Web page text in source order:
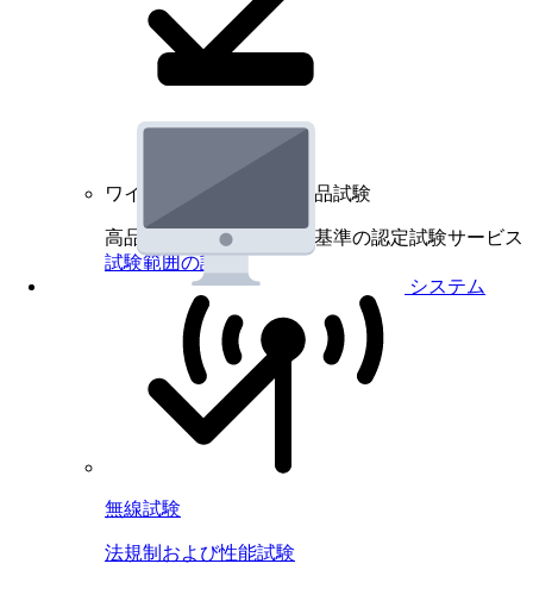
システム
ワイヤレスデバイスの製品試験
高品質規格に基づく国際基準の認定試験サービス
試験範囲の詳細
無線試験
法規制および性能試験